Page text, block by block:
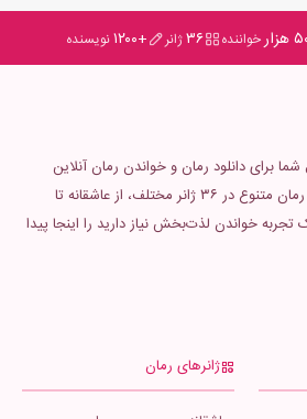
خواننده ۳۶ژانر +۱۲۰۰ نویسنده
شما برای دانلود رمان و خواندن رمان آنلاین
ایرانی است. با بیش از ۲۵۰۰ رمان متنوع در ۳۶ ژانر مختلف، از عاشقانه تا
خواندن لذت‌بخش نیاز دارید را اینجا پیدا
ژانرهای رمان